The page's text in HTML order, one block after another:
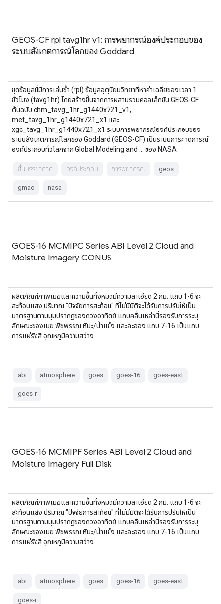
GEOS-CF rpl tavg1hr v1: การพยากรณ์องค์ประกอบของ
ระบบสังเกตการณ์โลกของ Goddard
ชุดข้อมูลนี้มีการเล่นซ้ำ (rpl) ข้อมูลอุตุนิยมวิทยาที่หาค่าเฉลี่ยของเวลา 1
ชั่วโมง (tavg1hr) โดยสร้างขึ้นจากการผสานรวมคอลเล็กชัน GEOS-CF
ต้นฉบับ chm_tavg_1hr_g1440x721_v1,
met_tavg_1hr_g1440x721_x1 และ
xgc_tavg_1hr_g1440x721_x1 ระบบการพยากรณ์องค์ประกอบของ
ระบบสังเกตการณ์โลกของ Goddard (GEOS-CF) เป็นระบบการคาดการณ์
องค์ประกอบทั่วโลกจาก Global Modeling and … ของ NASA
ชั้นบรรยากาศ องค์ประกอบ การพยากรณ์ geos
gmao nasa
GOES-16 MCMIPC Series ABI Level 2 Cloud and
Moisture Imagery CONUS
ผลิตภัณฑ์ภาพเมฆและความชื้นทั้งหมดมีความละเอียด 2 กม. แถบ 1-6 จะ
สะท้อนแสง ปริมาณ "ปัจจัยการสะท้อน" ที่ไม่มีมิติจะได้รับการปรับให้เป็น
มาตรฐานตามมุมปรากฏของดวงอาทิตย์ แถบคลื่นเหล่านี้รองรับการระบุ
ลักษณะของเมฆ พืชพรรณ หิมะ/น้ำแข็ง และละออง แถบ 7-16 เป็นแถบ
การแผ่รังสี อุณหภูมิความสว่าง …
abi atmosphere goes goes-16 goes-east
goes-r
GOES-16 MCMIPF Series ABI Level 2 Cloud and
Moisture Imagery Full Disk
ผลิตภัณฑ์ภาพเมฆและความชื้นทั้งหมดมีความละเอียด 2 กม. แถบ 1-6 จะ
สะท้อนแสง ปริมาณ "ปัจจัยการสะท้อน" ที่ไม่มีมิติจะได้รับการปรับให้เป็น
มาตรฐานตามมุมปรากฏของดวงอาทิตย์ แถบคลื่นเหล่านี้รองรับการระบุ
ลักษณะของเมฆ พืชพรรณ หิมะ/น้ำแข็ง และละออง แถบ 7-16 เป็นแถบ
การแผ่รังสี อุณหภูมิความสว่าง …
abi atmosphere goes goes-16 goes-east
goes-r